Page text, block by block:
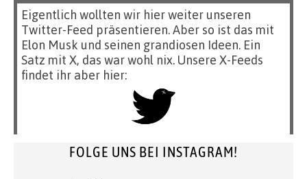
Eigentlich wollten wir hier weiter unseren
Twitter-Feed präsentieren. Aber so ist das mit
Elon Musk und seinen grandiosen Ideen. Ein
Satz mit X, das war wohl nix. Unsere X-Feeds
findet ihr aber hier:
FOLGE UNS BEI INSTAGRAM!